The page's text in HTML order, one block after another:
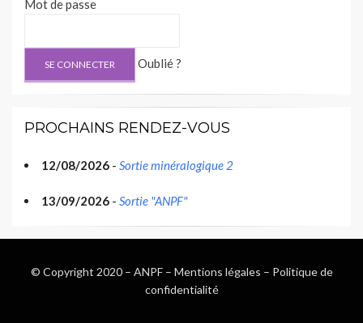
Mot de passe
Oublié ?
PROCHAINS RENDEZ-VOUS
12/08/2026 - Sortie minéralogique 2
13/09/2026 - Sortie "ANPF"
© Copyright 2020 – ANPF– Mentions légales – Politique de
confidentialité